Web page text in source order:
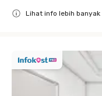
Lihat info lebih banyak